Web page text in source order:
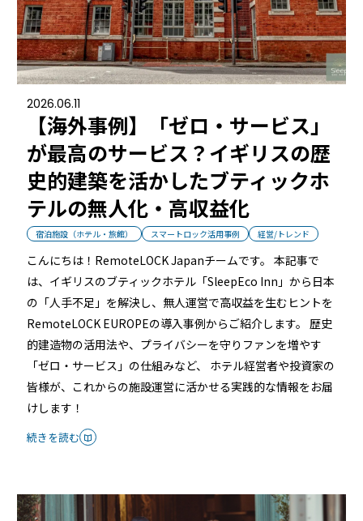
2026.06.11
【海外事例】「ゼロ・サービス」
が最高のサービス？イギリスの歴
史的建築を活かしたブティックホ
テルの無人化・高収益化
宿泊施設（ホテル・旅館） スマートロック活用事例 経営/トレンド
こんにちは！RemoteLOCK Japanチームです。 本記事で
は、イギリスのブティックホテル「SleepEco Inn」から日本
の「人手不足」を解決し、無人運営で高収益を生むヒントを
RemoteLOCK EUROPEの導入事例からご紹介します。 歴史
的建造物の活用法や、プライバシーを守りファンを増やす
「ゼロ・サービス」の仕組みなど、 ホテル経営者や投資家の
皆様が、これからの施設運営に活かせる実践的な情報をお届
けします！
続きを読む
ホーム
機能トップ
ユニバーサルアクセスキー＆かぎ
パス
他社スマートロックとの連携
システム連携
システム連携トップ
連携システム一覧
API連携
製品情報
製品情報トップ
製品ラインナップ
RemoteLOCK 500i
RemoteLOCK 700i
利用事例
利用事例トップ
事例一覧
宿泊施設
導入の流れ
料金
取付工事トップ
お役立ち記事